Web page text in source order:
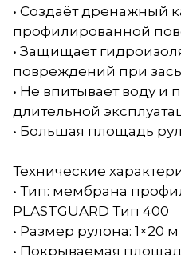
• Создаёт дренажный
профилированной
• Защищает
повреждений при
• Не впитывает воду и
длительной
• Большая площадь
Технические
• Тип: мембрана
PLASTGUARD Тип 400
• Размер рулона: 1×20 м
• Покрываемая